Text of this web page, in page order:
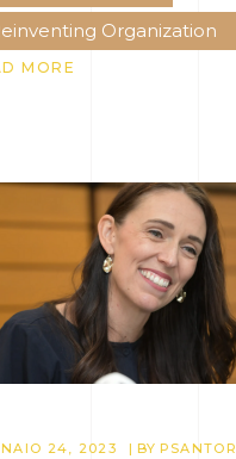
Organization
MORE
24, 2023 BY PSANTOR